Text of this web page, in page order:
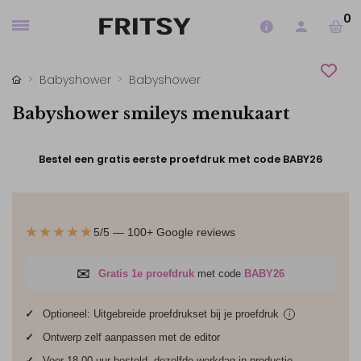
0
Babyshower Babyshower
Babyshower smileys menukaart
Bestel een gratis eerste proefdruk met code BABY26
★★★★★5/5 — 100+ Google reviews
✉ Gratis 1e proefdruk met code BABY26
✓ Optioneel: Uitgebreide proefdrukset bij je proefdruk i
✓
Ontwerp zelf aanpassen met de editor